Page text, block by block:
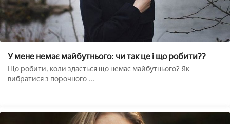
У мене немає майбутнього: чи так це і що робити??
Що робити, коли здається що немає майбутнього? Як
вибратися з порочного ...